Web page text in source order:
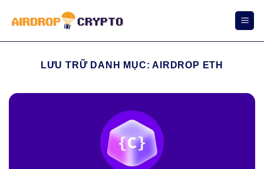
qua
LƯU TRỮ DANH MỤC:AIRDROP ETH